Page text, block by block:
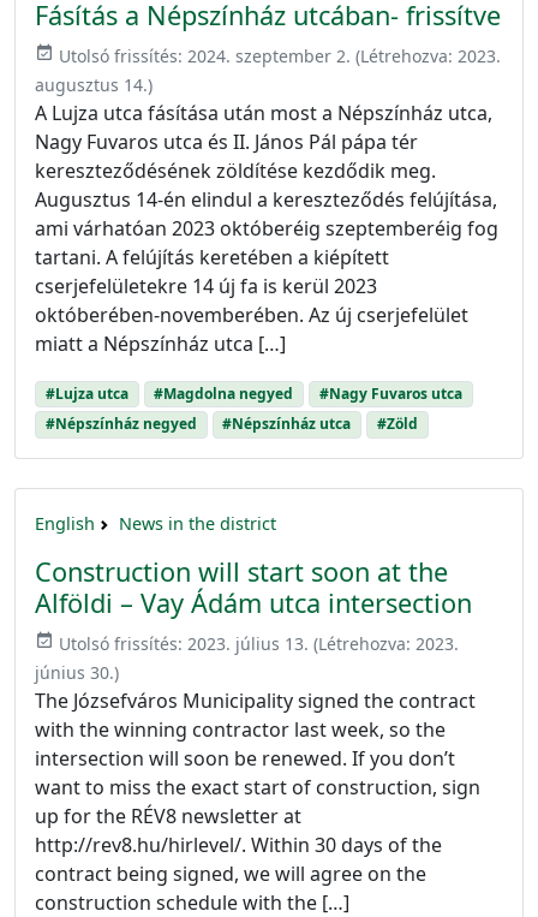
Fásítás a Népszínház utcában- frissítve
event_available Utolsó frissítés: 2024. szeptember 2. (Létrehozva: 2023.
augusztus 14.)
A Lujza utca fásítása után most a Népszínház utca,
Nagy Fuvaros utca és II. János Pál pápa tér
kereszteződésének zöldítése kezdődik meg.
Augusztus 14-én elindul a kereszteződés felújítása,
ami várhatóan 2023 októberéig szeptemberéig fog
tartani. A felújítás keretében a kiépített
cserjefelületekre 14 új fa is kerül 2023
októberében-novemberében. Az új cserjefelület
miatt a Népszínház utca […]
#Lujza utca #Magdolna negyed
#Nagy Fuvaros utca
#Népszínház negyed
#Népszínház utca #Zöld
English News in the district
Construction will start soon at the
Alföldi – Vay Ádám utca intersection
event_available Utolsó frissítés: 2023. július 13. (Létrehozva: 2023.
június 30.)
The Józsefváros Municipality signed the contract
with the winning contractor last week, so the
intersection will soon be renewed. If you don’t
want to miss the exact start of construction, sign
up for the RÉV8 newsletter at
http://rev8.hu/hirlevel/. Within 30 days of the
contract being signed, we will agree on the
construction schedule with the […]